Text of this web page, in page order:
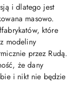
i dlatego jest
masowo.
które
modeliny
przez Rudą.
że dany
i nikt nie będzie